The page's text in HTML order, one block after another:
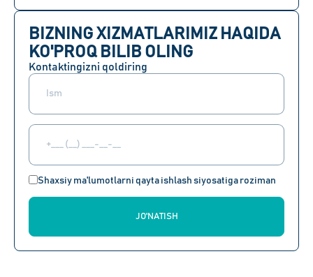
BIZNING XIZMATLARIMIZ HAQIDA
KO'PROQ BILIB OLING
Kontaktingizni qoldiring
Shaxsiy ma'lumotlarni qayta ishlash siyosatiga roziman
JO'NATISH